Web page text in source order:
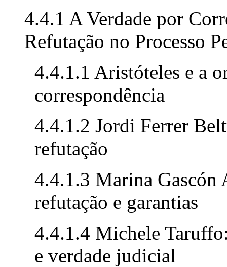
4.4.1 A Verdade por
Refutação no Processo
4.4.1.1 Aristóteles e a
correspondência
4.4.1.2 Jordi Ferrer
refutação
4.4.1.3 Marina Gascón
refutação e garantias
4.4.1.4 Michele
e verdade judicial